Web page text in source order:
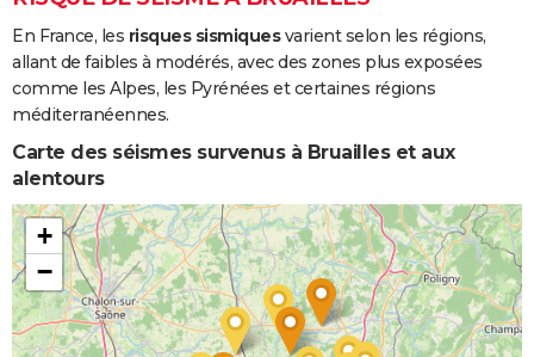
Inondations
et/ou
Coulées de
Boue
06/11/1982 10/11/1982 5 j Oui
En France, les risques sismiquesvarient selon les régions,
allant de faibles à modérés, avec des zones plus exposées
comme les Alpes, les Pyrénées et certaines régions
méditerranéennes.
Carte des séismes survenus à Bruailles et aux
alentours
+
−